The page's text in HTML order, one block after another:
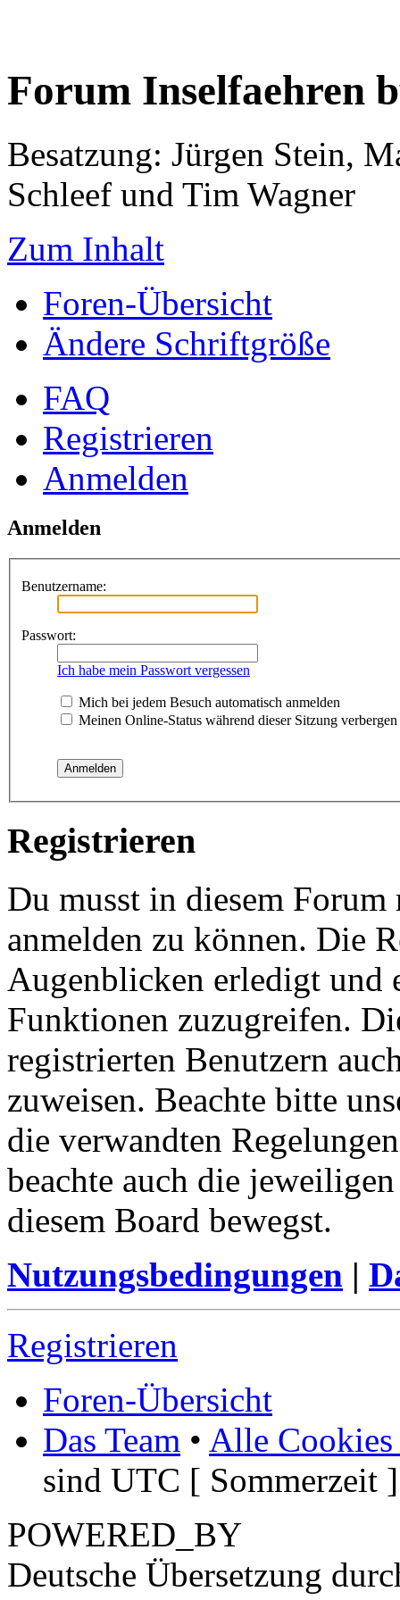
Forum Inselfaehren
Besatzung: Jürgen Stein,
Schleef und Tim Wagner
Zum Inhalt
Foren-Übersicht
Ändere Schriftgröße
FAQ
Registrieren
Anmelden
Anmelden
Benutzername:
Passwort:
Ich habe mein Passwort vergessen
Mich bei jedem Besuch automatisch anmelden
Meinen Online-Status während dieser Sitzung verbergen
Registrieren
Du musst in diesem
anmelden zu können. Die
Augenblicken erledigt und
Funktionen zuzugreifen.
registrierten Benutzern
zuweisen. Beachte bitte
die verwandten
beachte auch die
diesem Board bewegst.
Nutzungsbedingungen |
Registrieren
Foren-Übersicht
Das Team • Alle Cookies
sind UTC [ Sommerzeit ]
POWERED_BY
Deutsche Übersetzung